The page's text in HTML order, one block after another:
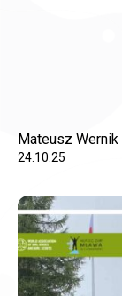
Mateusz Wernik
24.10.25